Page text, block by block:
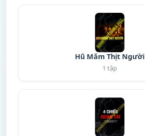
Hũ Mắm Thịt Người
1 tập